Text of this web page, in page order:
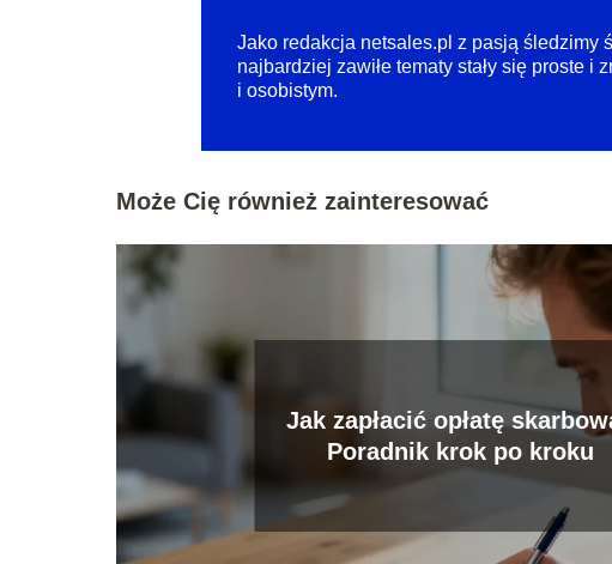
Jako redakcja netsales.pl z pasją śledzimy
najbardziej zawiłe tematy stały się proste
i osobistym.
Może Cię również zainteresować
Jak zapłacić opłatę
Poradnik krok po kroku